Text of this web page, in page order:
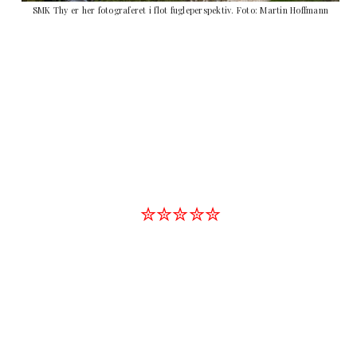
SMK Thy er her fotograferet i flot fugleperspektiv. Foto: Martin Hoffmann
✮✮✮✮✮